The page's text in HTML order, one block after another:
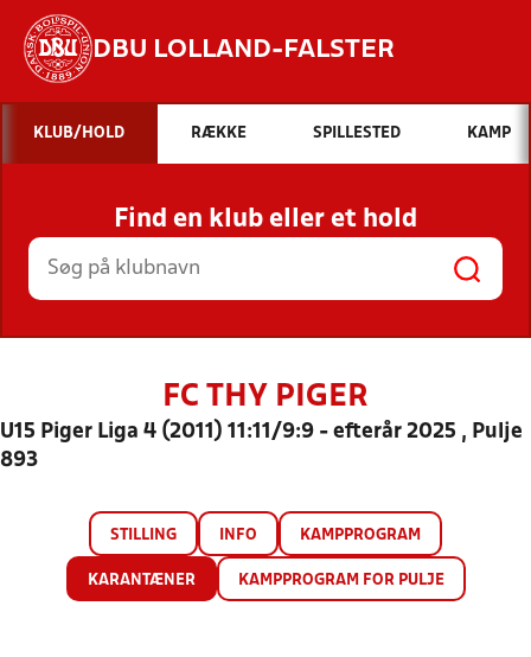
DBU LOLLAND-FALSTER
Hvad vil du søge efter?
INDHOLD OG NYHEDER
STILLINGER, RESULTATER, KLUBBER OG
HOLD
KLUB/HOLD RÆKKE SPILLESTED KAMP
Find en klub eller et hold
FC THY PIGER
U15 Piger Liga 4 (2011) 11:11/9:9 - efterår 2025 , Pulje
893
STILLING INFO KAMPPROGRAM
KARANTÆNER KAMPPROGRAM FOR PULJE